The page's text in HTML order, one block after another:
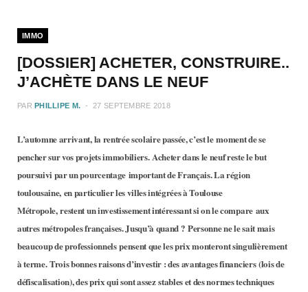
IMMO
[DOSSIER] ACHETER, CONSTRUIRE..
J’ACHÈTE DANS LE NEUF
PAR PHILLIPE M. 27 SEPTEMBRE 2018
L’automne arrivant, la rentrée scolaire passée, c’est le moment de se
pencher sur vos projets immobiliers. Acheter dans le neuf reste le but
poursuivi par un pourcentage important de Français. La région
toulousaine, en particulier les villes intégrées à Toulouse
Métropole, restent un investissement intéressant si on le compare aux
autres métropoles françaises. Jusqu’à quand ? Personne ne le sait mais
beaucoup de professionnels pensent que les prix monteront singulièrement
à terme. Trois bonnes raisons d’investir : des avantages financiers (lois de
défiscalisation), des prix qui sont assez stables et des normes techniques